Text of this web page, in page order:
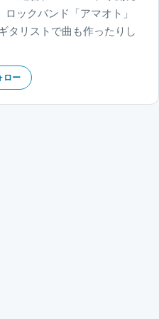
ックバンド「アマオト」
タリストで曲も作ったりし
ロー